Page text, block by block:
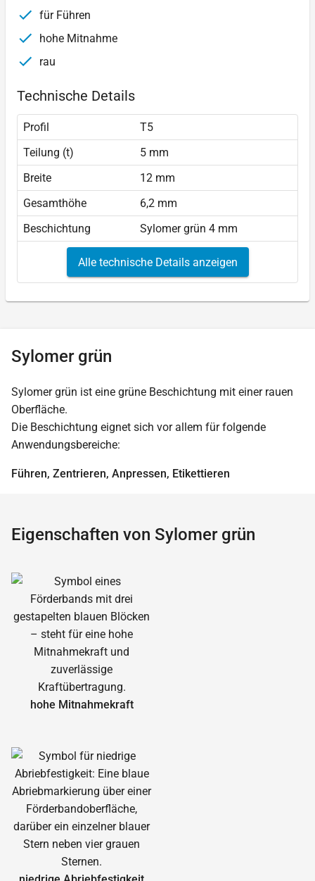
für Führen
hohe Mitnahme
rau
Technische Details
Profil
T5
Teilung (t)
5 mm
Breite
12 mm
Gesamthöhe
6,2 mm
Beschichtung
Sylomer grün 4 mm
Alle technische Details anzeigen
Sylomer grün
Sylomer grün ist eine grüne Beschichtung mit einer rauen
Oberfläche.
Die Beschichtung eignet sich vor allem für folgende
Anwendungsbereiche:
Führen, Zentrieren, Anpressen, Etikettieren
Eigenschaften von Sylomer grün
hohe Mitnahmekraft